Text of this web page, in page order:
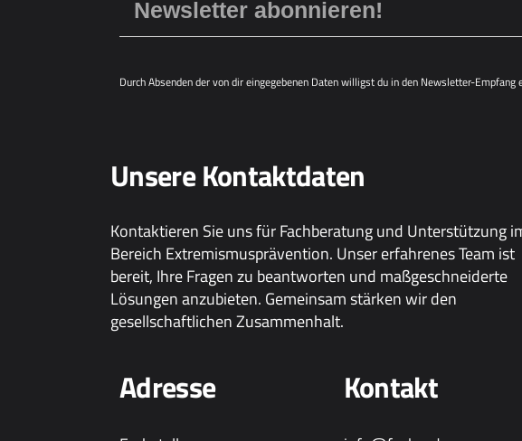
Durch Absenden der von dir eingegebenen Daten willigst du in den Newsletter-
Unsere Kontaktdaten
Kontaktieren Sie uns für Fachberatung und Unterstützung
Bereich Extremismusprävention. Unser erfahrenes Team ist
bereit, Ihre Fragen zu beantworten und maßgeschneiderte
Lösungen anzubieten. Gemeinsam stärken wir den
gesellschaftlichen Zusammenhalt.
Adresse Kontakt